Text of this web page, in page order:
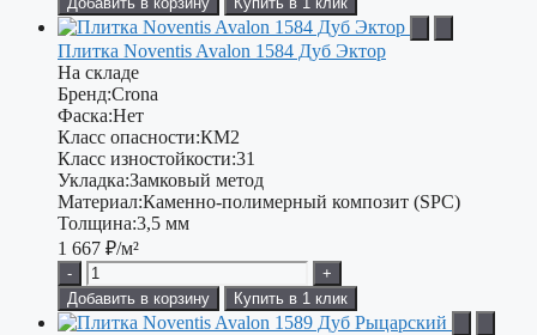
Плитка Noventis Avalon 1584 Дуб Эктор
На складе
Бренд:Crona
Фаска:Нет
Класс опасности:КМ2
Класс изностойкости:31
Укладка:Замковый метод
Материал:Каменно-полимерный композит (SPC)
Толщина:3,5 мм
1 667 ₽/м²
-
+
Добавить в корзину
Купить в 1 клик